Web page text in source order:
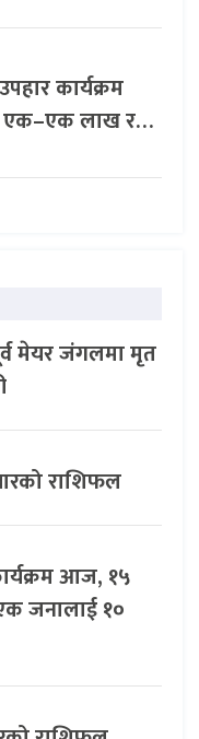
कार्यक्रम
लाख र…
मेयर जंगलमा मृत
राशिफल
आज, १५
जनालाई १०